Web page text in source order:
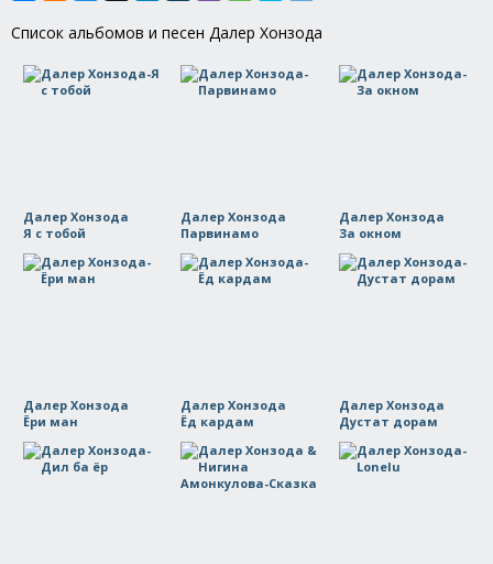
Список альбомов и песен Далер Хонзода
Далер Хонзода
Я с тобой
Далер Хонзода
Парвинамо
Далер Хонзода
За окном
Далер Хонзода
Ёри ман
Далер Хонзода
Ёд кардам
Далер Хонзода
Дустат дорам